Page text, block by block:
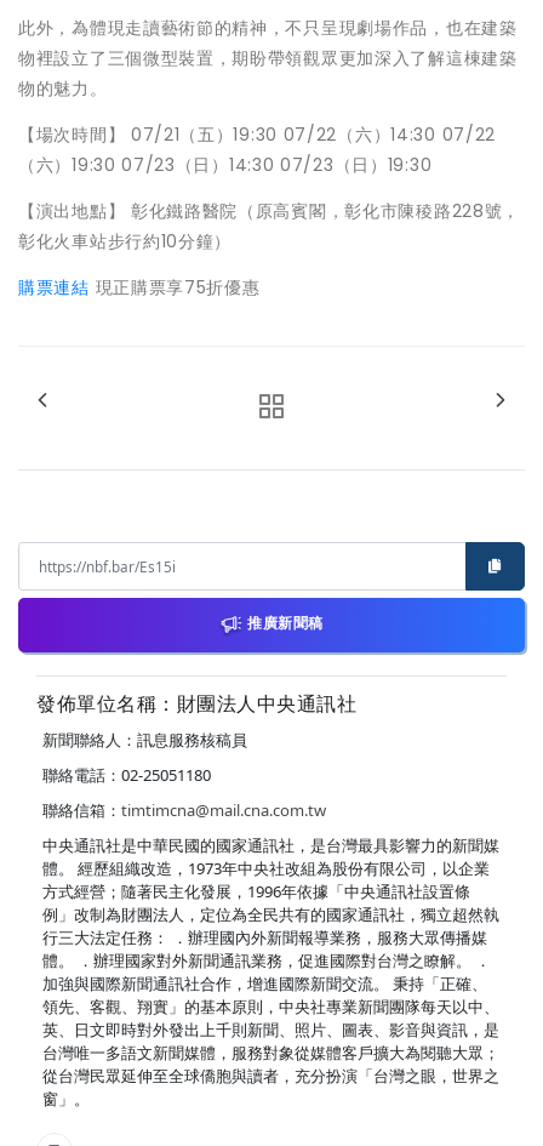
此外，為體現走讀藝術節的精神，不只呈現劇場作品，也在建築
物裡設立了三個微型裝置，期盼帶領觀眾更加深入了解這棟建築
物的魅力。
【場次時間】 07/21（五）19:30 07/22（六）14:30 07/22
（六）19:30 07/23（日）14:30 07/23（日）19:30
【演出地點】 彰化鐵路醫院（原高賓閣，彰化市陳稜路228號，
彰化火車站步行約10分鐘）
購票連結 現正購票享75折優惠
推廣新聞稿
發佈單位名稱：財團法人中央通訊社
新聞聯絡人：訊息服務核稿員
聯絡電話：02-25051180
聯絡信箱： timtimcna@mail.cna.com.tw
中央通訊社是中華民國的國家通訊社，是台灣最具影響力的新聞媒
體。 經歷組織改造，1973年中央社改組為股份有限公司，以企業
方式經營；隨著民主化發展，1996年依據「中央通訊社設置條
例」改制為財團法人，定位為全民共有的國家通訊社，獨立超然執
行三大法定任務： ．辦理國內外新聞報導業務，服務大眾傳播媒
體。 ．辦理國家對外新聞通訊業務，促進國際對台灣之瞭解。 ．
加強與國際新聞通訊社合作，增進國際新聞交流。 秉持「正確、
領先、客觀、翔實」的基本原則，中央社專業新聞團隊每天以中、
英、日文即時對外發出上千則新聞、照片、圖表、影音與資訊，是
台灣唯一多語文新聞媒體，服務對象從媒體客戶擴大為閱聽大眾；
從台灣民眾延伸至全球僑胞與讀者，充分扮演「台灣之眼，世界之
窗」。